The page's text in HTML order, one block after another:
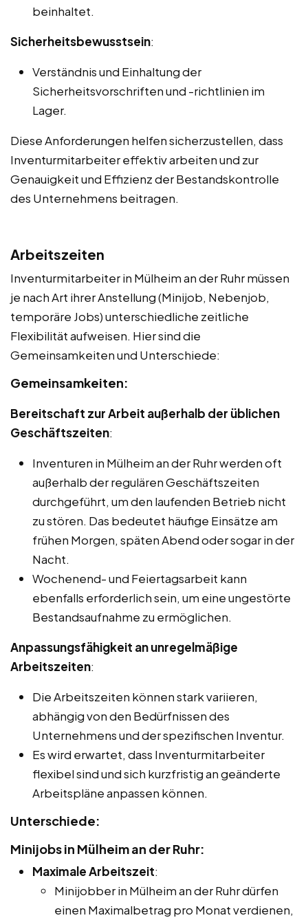
beinhaltet.
Sicherheitsbewusstsein:
Verständnis und Einhaltung der
Sicherheitsvorschriften und -richtlinien im
Lager.
Diese Anforderungen helfen sicherzustellen, dass
Inventurmitarbeiter effektiv arbeiten und zur
Genauigkeit und Effizienz der Bestandskontrolle
des Unternehmens beitragen.
Arbeitszeiten
Inventurmitarbeiter in Mülheim an der Ruhr müssen
je nach Art ihrer Anstellung (Minijob, Nebenjob,
temporäre Jobs) unterschiedliche zeitliche
Flexibilität aufweisen. Hier sind die
Gemeinsamkeiten und Unterschiede:
Gemeinsamkeiten:
Bereitschaft zur Arbeit außerhalb der üblichen
Geschäftszeiten:
Inventuren in Mülheim an der Ruhr werden oft
außerhalb der regulären Geschäftszeiten
durchgeführt, um den laufenden Betrieb nicht
zu stören. Das bedeutet häufige Einsätze am
frühen Morgen, späten Abend oder sogar in der
Nacht.
Wochenend- und Feiertagsarbeit kann
ebenfalls erforderlich sein, um eine ungestörte
Bestandsaufnahme zu ermöglichen.
Anpassungsfähigkeit an unregelmäßige
Arbeitszeiten:
Die Arbeitszeiten können stark variieren,
abhängig von den Bedürfnissen des
Unternehmens und der spezifischen Inventur.
Es wird erwartet, dass Inventurmitarbeiter
flexibel sind und sich kurzfristig an geänderte
Arbeitspläne anpassen können.
Unterschiede:
Minijobs in Mülheim an der Ruhr:
Maximale Arbeitszeit:
Minijobber in Mülheim an der Ruhr dürfen
einen Maximalbetrag pro Monat verdienen,